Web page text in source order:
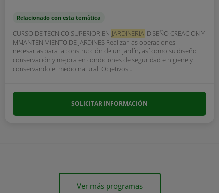
Relacionado con esta temática
CURSO DE TECNICO SUPERIOR EN JARDINERIA DISEÑO CREACION Y
MMANTENIMIENTO DE JARDINES Realizar las operaciones
necesarias para la construcción de un jardín, así como su diseño,
conservación y mejora en condiciones de seguridad e higiene y
conservando el medio natural. Objetivos:...
SOLICITAR INFORMACIÓN
Ver más programas